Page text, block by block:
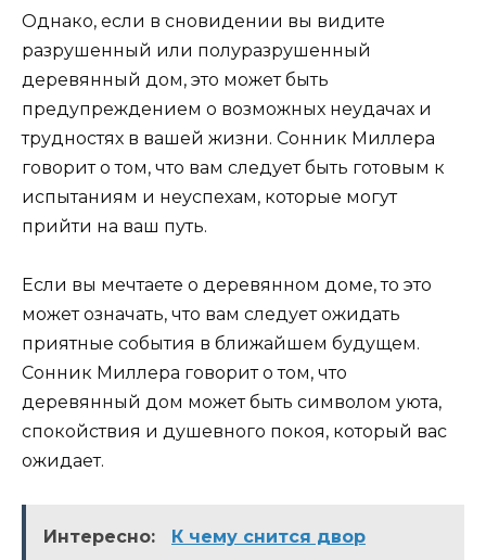
Однако, если в сновидении вы видите
разрушенный или полуразрушенный
деревянный дом, это может быть
предупреждением о возможных неудачах и
трудностях в вашей жизни. Сонник Миллера
говорит о том, что вам следует быть готовым к
испытаниям и неуспехам, которые могут
прийти на ваш путь.
Если вы мечтаете о деревянном доме, то это
может означать, что вам следует ожидать
приятные события в ближайшем будущем.
Сонник Миллера говорит о том, что
деревянный дом может быть символом уюта,
спокойствия и душевного покоя, который вас
ожидает.
Интересно: К чему снится двор